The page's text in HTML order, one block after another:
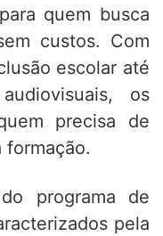
para quem busca
custos. Com
escolar até
os
precisa de
programa de
pela